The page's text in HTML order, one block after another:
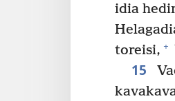
idia
toreisi, +
15